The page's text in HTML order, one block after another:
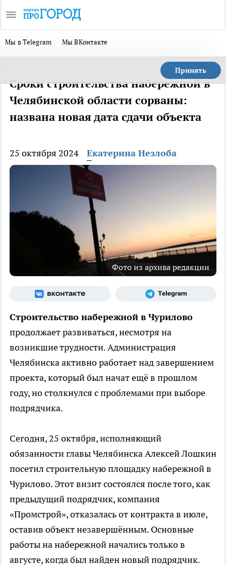
Мы в Telegram Мы ВКонтакте
Принять
Сроки строительства набережной в
Челябинской области сорваны:
названа новая дата сдачи объекта
25 октября 2024 Екатерина Незлоба
Фото из архива редакции
Строительство набережной в Чурилово
продолжает развиваться, несмотря на
возникшие трудности. Администрация
Челябинска активно работает над завершением
проекта, который был начат ещё в прошлом
году, но столкнулся с проблемами при выборе
подрядчика.
Сегодня, 25 октября, исполняющий
обязанности главы Челябинска Алексей Лошкин
посетил строительную площадку набережной в
Чурилово. Этот визит состоялся после того, как
предыдущий подрядчик, компания
«Промстрой», отказалась от контракта в июле,
оставив объект незавершённым. Основные
работы на набережной начались только в
августе, когда был найден новый подрядчик.